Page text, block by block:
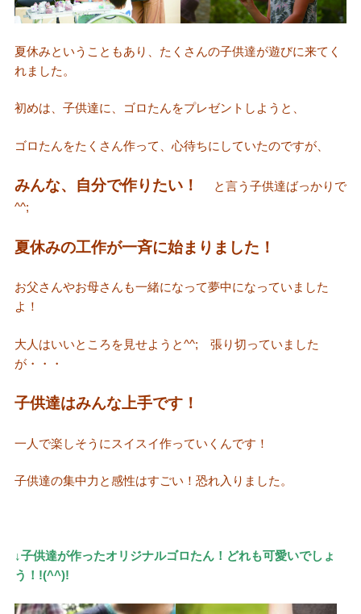
夏休みということもあり、たくさんの子供達が遊びに来てく
れました。
初めは、子供達に、ゴロたんをプレゼントしようと、
ゴロたんをたくさん作って、心待ちにしていたのですが、
みんな、自分で作りたい！
と言う子供達ばっかりで
^^;
夏休みの工作が一斉に始まりました！
お父さんやお母さんも一緒になって夢中になっていました
よ！
大人はいいところを見せようと^^; 張り切っていました
が・・・
子供達はみんな上手です！
一人で楽しそうにスイスイ作っていくんです！
子供達の集中力と感性はすごい！恐れ入りました。
↓子供達が作ったオリジナルゴロたん！どれも可愛いでしょ
う！!(^^)!